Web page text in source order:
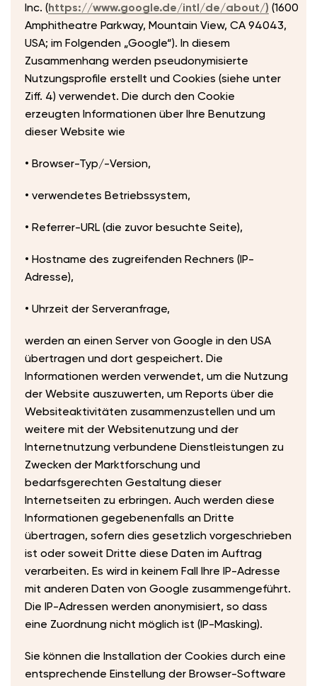
Inc. (https://www.google.de/intl/de/about/) (1600
Amphitheatre Parkway, Mountain View, CA 94043,
USA; im Folgenden „Google“). In diesem
Zusammenhang werden pseudonymisierte
Nutzungsprofile erstellt und Cookies (siehe unter
Ziff. 4) verwendet. Die durch den Cookie
erzeugten Informationen über Ihre Benutzung
dieser Website wie
• Browser-Typ/-Version,
• verwendetes Betriebssystem,
• Referrer-URL (die zuvor besuchte Seite),
• Hostname des zugreifenden Rechners (IP-
Adresse),
• Uhrzeit der Serveranfrage,
werden an einen Server von Google in den USA
übertragen und dort gespeichert. Die
Informationen werden verwendet, um die Nutzung
der Website auszuwerten, um Reports über die
Websiteaktivitäten zusammenzustellen und um
weitere mit der Websitenutzung und der
Internetnutzung verbundene Dienstleistungen zu
Zwecken der Marktforschung und
bedarfsgerechten Gestaltung dieser
Internetseiten zu erbringen. Auch werden diese
Informationen gegebenenfalls an Dritte
übertragen, sofern dies gesetzlich vorgeschrieben
ist oder soweit Dritte diese Daten im Auftrag
verarbeiten. Es wird in keinem Fall Ihre IP-Adresse
mit anderen Daten von Google zusammengeführt.
Die IP-Adressen werden anonymisiert, so dass
eine Zuordnung nicht möglich ist (IP-Masking).
Sie können die Installation der Cookies durch eine
entsprechende Einstellung der Browser-Software